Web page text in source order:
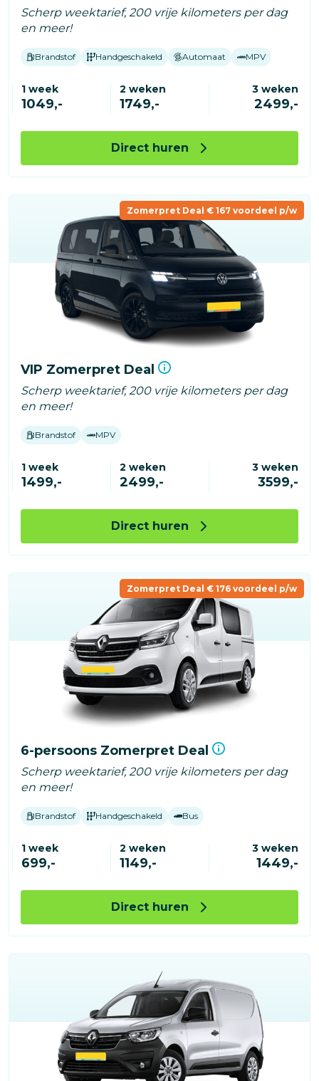
Scherp weektarief, 200 vrije kilometers per dag
en meer!
Brandstof Handgeschakeld Automaat MPV
1 week
1049,-
2 weken
1749,-
3 weken
2499,-
Direct huren
Zomerpret Deal € 167 voordeel p/w
VIP Zomerpret Deal
Scherp weektarief, 200 vrije kilometers per dag
en meer!
Brandstof MPV
1 week
1499,-
2 weken
2499,-
3 weken
3599,-
Direct huren
Zomerpret Deal € 176 voordeel p/w
6-persoons Zomerpret Deal
Scherp weektarief, 200 vrije kilometers per dag
en meer!
Brandstof Handgeschakeld Bus
1 week
699,-
2 weken
1149,-
3 weken
1449,-
Direct huren